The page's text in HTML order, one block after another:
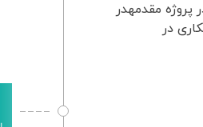
پروژه مقدمهدر
در